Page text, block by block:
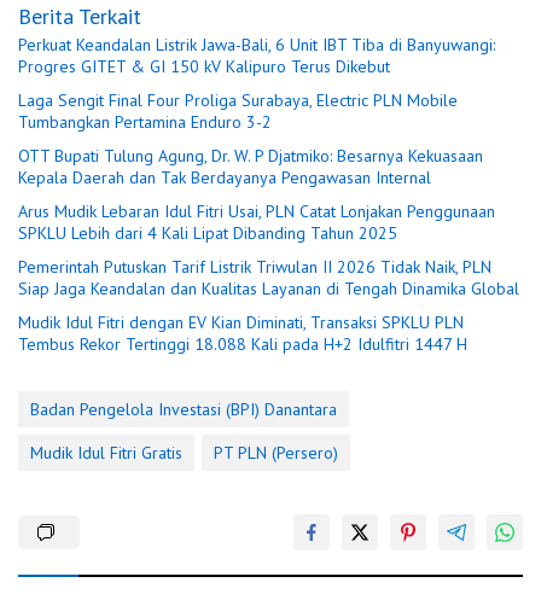
Berita Terkait
Perkuat Keandalan Listrik Jawa-Bali, 6 Unit IBT Tiba di Banyuwangi:
Progres GITET & GI 150 kV Kalipuro Terus Dikebut
Laga Sengit Final Four Proliga Surabaya, Electric PLN Mobile
Tumbangkan Pertamina Enduro 3-2
OTT Bupati Tulung Agung, Dr. W. P Djatmiko: Besarnya Kekuasaan
Kepala Daerah dan Tak Berdayanya Pengawasan Internal
Arus Mudik Lebaran Idul Fitri Usai, PLN Catat Lonjakan Penggunaan
SPKLU Lebih dari 4 Kali Lipat Dibanding Tahun 2025
Pemerintah Putuskan Tarif Listrik Triwulan II 2026 Tidak Naik, PLN
Siap Jaga Keandalan dan Kualitas Layanan di Tengah Dinamika Global
Mudik Idul Fitri dengan EV Kian Diminati, Transaksi SPKLU PLN
Tembus Rekor Tertinggi 18.088 Kali pada H+2 Idulfitri 1447 H
Badan Pengelola Investasi (BPI) Danantara
Mudik Idul Fitri Gratis
PT PLN (Persero)